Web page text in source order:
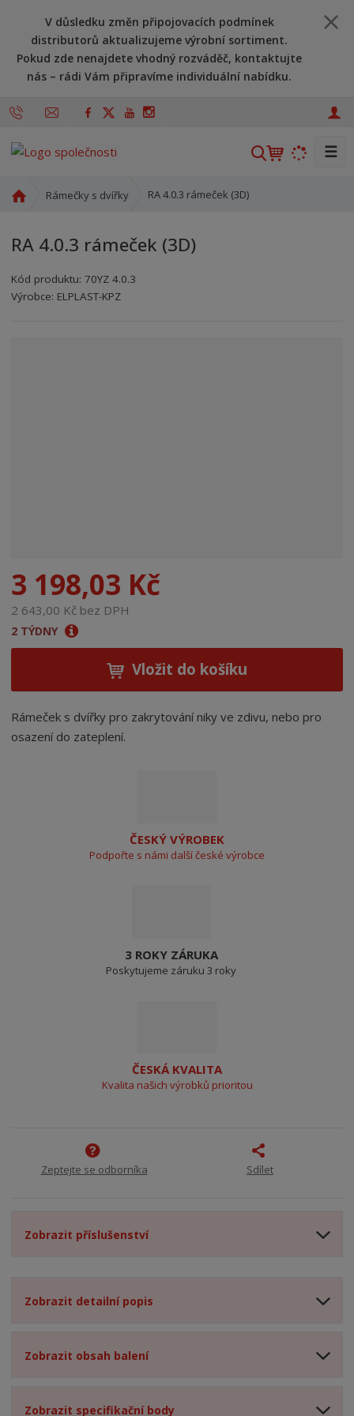
V důsledku změn připojovacích podmínek
distributorů aktualizujeme výrobní sortiment.
Pokud zde nenajdete vhodný rozváděč, kontaktujte
nás – rádi Vám připravíme individuální nabídku.
V
☰
d
í
s
Rámečky s dvířky RA 4.0.3 rámeček (3D)
RA 4.0.3 rámeček (3D)
Kód produktu:70YZ 4.0.3
Kód výrobce: 8595208699849
Kód dodavatele:8595208699849
Výrobce: ELPLAST-KPZ
3 198,03 Kč
2 643,00 Kč bez DPH
2 TÝDNY
Vložit do košíku
Rámeček s dvířky pro zakrytování niky ve zdivu, nebo pro
osazení do zateplení.
ČESKÝ VÝROBEK
Podpořte s námi další české výrobce
3 ROKY ZÁRUKA
Poskytujeme záruku 3 roky
ČESKÁ KVALITA
Kvalita našich výrobků prioritou
Zeptejte se odborníka Sdílet
Zobrazit příslušenství
Zobrazit detailní popis
Zobrazit obsah balení
Zobrazit specifikační body